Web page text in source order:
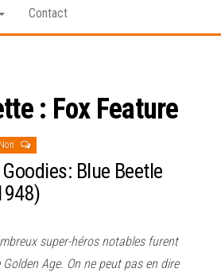
Contact
: Fox Feature
Non
Blue Beetle
super-héros notables furent
Age. On ne peut pas en dire